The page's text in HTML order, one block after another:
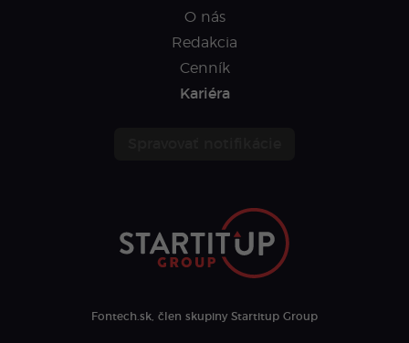
O nás
Redakcia
Cenník
Kariéra
Fontech.sk, člen skupiny Startitup Group